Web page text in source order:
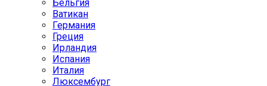
Бельгия
Ватикан
Германия
Греция
Ирландия
Испания
Италия
Люксембург